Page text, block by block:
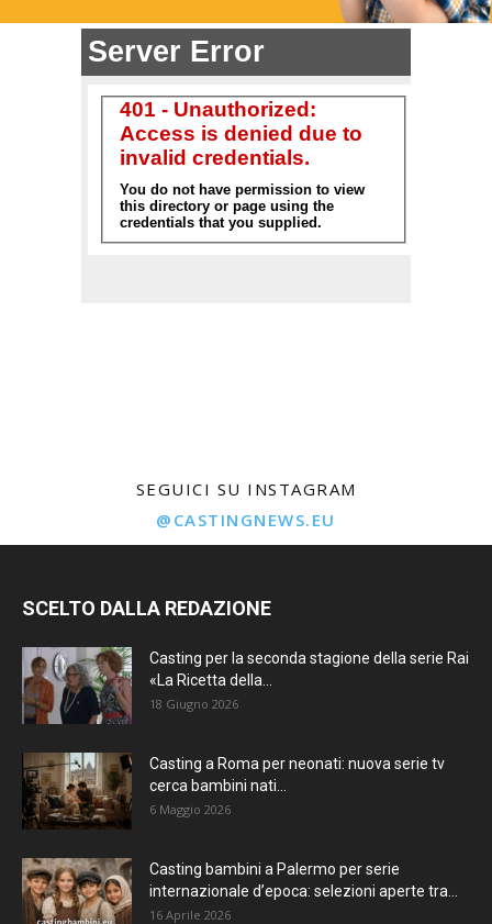
SEGUICI SU INSTAGRAM
@CASTINGNEWS.EU
SCELTO DALLA REDAZIONE
Casting per la seconda stagione della serie Rai
«La Ricetta della...
18 Giugno 2026
Casting a Roma per neonati: nuova serie tv
cerca bambini nati...
6 Maggio 2026
Casting bambini a Palermo per serie
internazionale d’epoca: selezioni aperte tra...
16 Aprile 2026